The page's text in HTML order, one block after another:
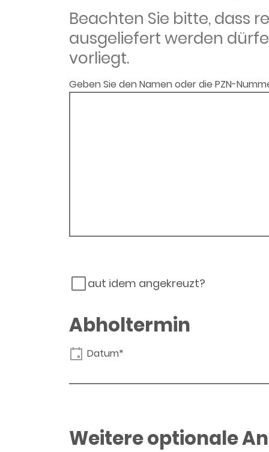
Beachten Sie bitte, dass
ausgeliefert werden
vorliegt.
Geben Sie den Namen oder die PZN-
aut idem angekreuzt?
Abholtermin
Datum*
Weitere optionale